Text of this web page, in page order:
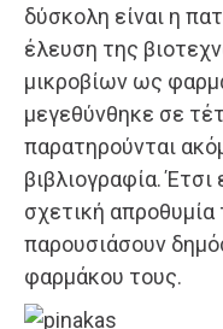
δύσκολη είναι η
έλευση της
μικροβίων ως
μεγεθύνθηκε σε
παρατηρούνται
βιβλιογραφία. Έτσι
σχετική
παρουσιάσουν
φαρμάκου τους.